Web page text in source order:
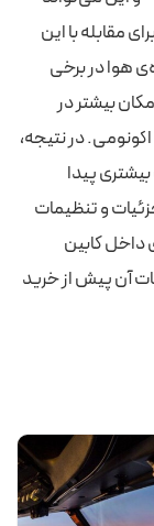
مقابله با این
هوا در برخی
بیشتر در
در نتیجه،
پیدا
و تنظیمات
داخل کابین
آن پیش از خرید